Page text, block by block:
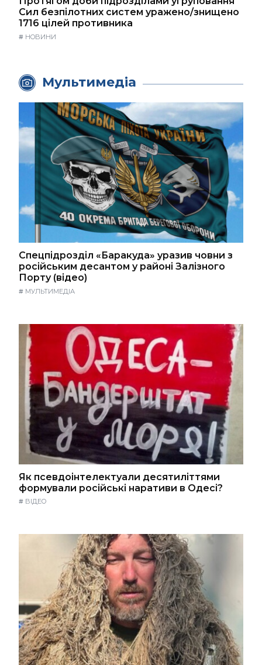
Сил безпілотних систем уражено/знищено
1716 цілей противника
# НОВИНИ
Мультимедіа
Спецпідрозділ «Баракуда» уразив човни з
російським десантом у районі Залізного
Порту (відео)
# МУЛЬТИМЕДІА
Як псевдоінтелектуали десятиліттями
формували російські наративи в Одесі?
# ВІДЕО